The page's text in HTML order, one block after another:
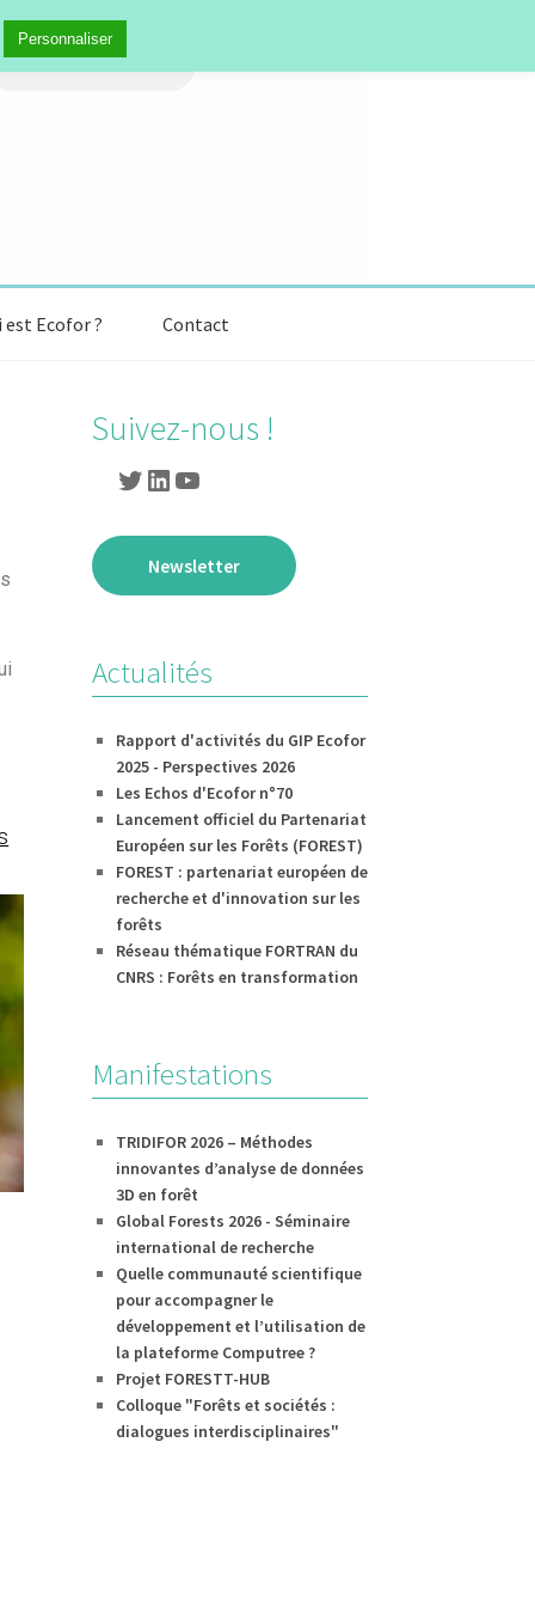
est Ecofor ? Contact
Suivez-nous !
Newsletter
Actualités
Rapport d'activités du GIP Ecofor
2025 - Perspectives 2026
Les Echos d'Ecofor n°70
Lancement officiel du Partenariat
Européen sur les Forêts (FOREST)
FOREST : partenariat européen de
recherche et d'innovation sur les
forêts
Réseau thématique FORTRAN du
CNRS : Forêts en transformation
Manifestations
TRIDIFOR 2026 – Méthodes
innovantes d’analyse de données
3D en forêt
Global Forests 2026 - Séminaire
international de recherche
Quelle communauté scientifique
pour accompagner le
développement et l’utilisation de
la plateforme Computree ?
Projet FORESTT-HUB
Colloque "Forêts et sociétés :
dialogues interdisciplinaires"
Personnaliser